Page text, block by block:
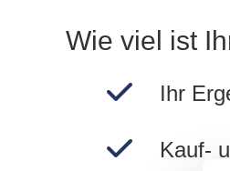
Wie viel ist
Ihr
Kauf-